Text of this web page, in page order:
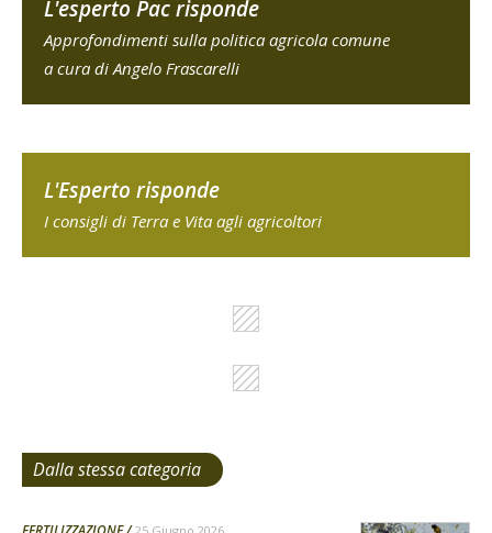
L'esperto Pac risponde
Approfondimenti sulla politica agricola comune
a cura di Angelo Frascarelli
L'Esperto risponde
I consigli di Terra e Vita agli agricoltori
Dalla stessa categoria